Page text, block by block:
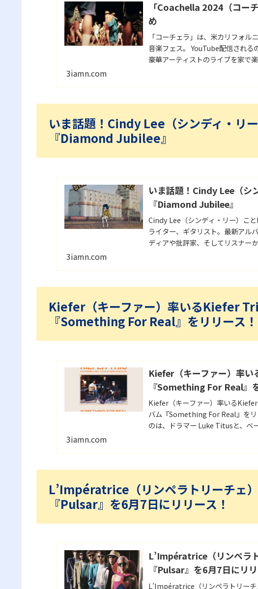
「Coachella 2024（コー
め
「コーチェラ」は、米カリフォ
音楽フェス。 YouTube配信され
豪華アーティストのライブを家で
3iamn.com
いま話題！Cindy Lee（シンディ・リ
『Diamond Jubilee』
いま話題！Cindy Lee（シ
『Diamond Jubilee』
Cindy Lee（シンディ・リー）こ
ライター、ギタリスト。最新アル
ディアや批評家、そしてリスナー
3iamn.com
Kiefer（キーファー）率いるKiefer
『Something For Real』をリリース！
Kiefer（キーファー）率
『Something For Real』
Kiefer（キーファー）率いる
バム『Something For Real』を
のは、ドラマー Luke Titusと、
EP『Bridges』に収録曲「Cute
3iamn.com
L’Impératrice（リンペラトリーチェ
『Pulsar』を6月7日にリリース！
L’Impératrice（リンペラ
『Pulsar』を6月7日にリリ
L’Impératrice（リンペラトリー